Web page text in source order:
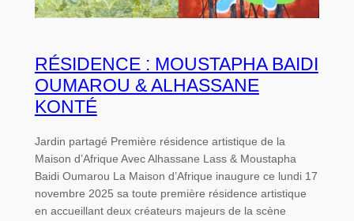
RÉSIDENCE : MOUSTAPHA BAIDI
OUMAROU & ALHASSANE
KONTÉ
Jardin partagé Première résidence artistique de la
Maison d’Afrique Avec Alhassane Lass & Moustapha
Baidi Oumarou La Maison d’Afrique inaugure ce lundi 17
novembre 2025 sa toute première résidence artistique
en accueillant deux créateurs majeurs de la scène